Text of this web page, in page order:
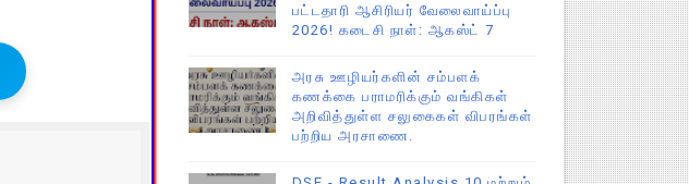
பட்டதாரி ஆசிரியர் வேலைவாய்ப்பு
2026! கடைசி நாள்: ஆகஸ்ட் 7
அரசு ஊழியர்களின் சம்பளக்
கணக்கை பராமரிக்கும் வங்கிகள்
அறிவித்துள்ள சலுகைகள் விபரங்கள்
பற்றிய அரசாணை.